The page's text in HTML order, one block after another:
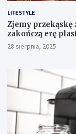
LIFESTYLE
Zjemy
zakończą erę
28 sierpnia, 2025